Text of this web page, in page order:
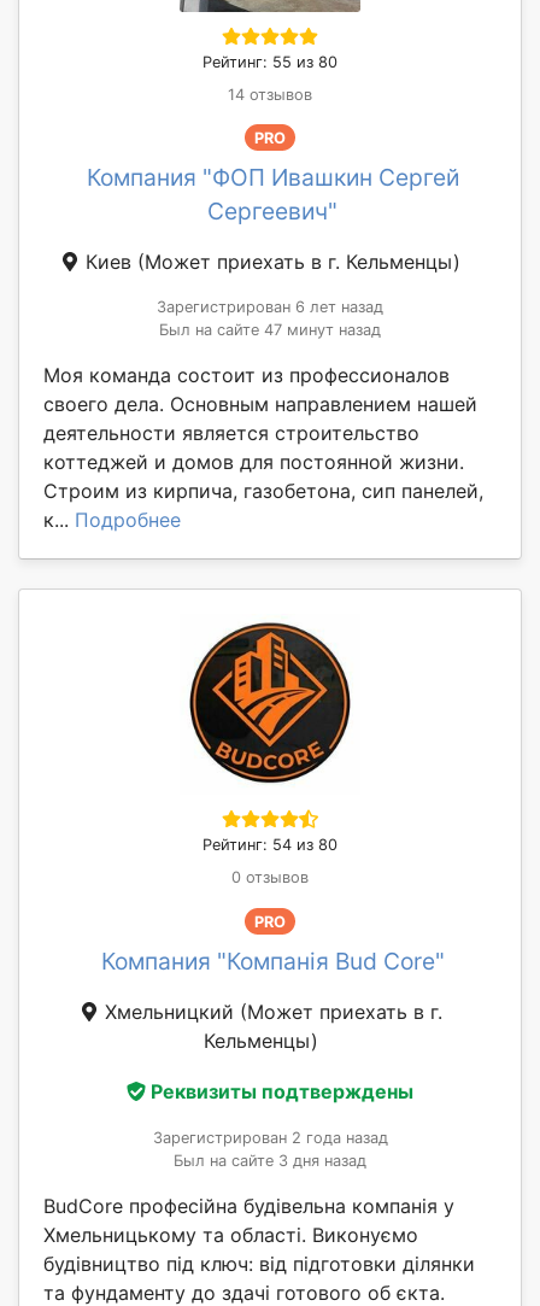
Рейтинг: 55 из 80
14 отзывов
PRO
Компания "ФОП Ивашкин Сергей
Сергеевич"
Киев (Может приехать в г. Кельменцы)
Зарегистрирован 6 лет назад
Был на сайте 47 минут назад
Моя команда состоит из профессионалов
своего дела. Основным направлением нашей
деятельности является строительство
коттеджей и домов для постоянной жизни.
Строим из кирпича, газобетона, сип панелей,
к... Подробнее
Рейтинг: 54 из 80
0 отзывов
PRO
Компания "Компанія Bud Core"
Хмельницкий (Может приехать в г.
Кельменцы)
Реквизиты подтверждены
Зарегистрирован 2 года назад
Был на сайте 3 дня назад
BudCore професійна будівельна компанія у
Хмельницькому та області. Виконуємо
будівництво під ключ: від підготовки ділянки
та фундаменту до здачі готового об єкта.